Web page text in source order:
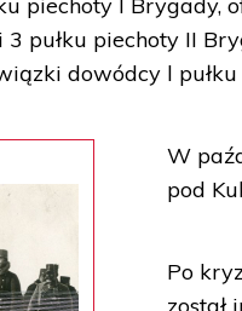
pułku piechoty II
dowódcy l pułku
W
pod
Po